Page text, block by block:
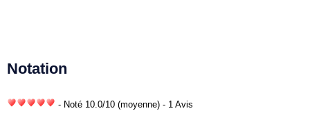
Notation
- Noté 10.0/10 (moyenne) - 1 Avis